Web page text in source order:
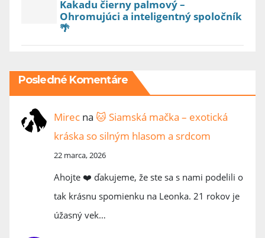
Kakadu čierny palmový –
Ohromujúci a inteligentný spoločník
🌴
Posledné Komentáre
Mirec na🐱 Siamská mačka – exotická
kráska so silným hlasom a srdcom
22 marca, 2026
Ahojte ❤️ ďakujeme, že ste sa s nami podelili o
tak krásnu spomienku na Leonka. 21 rokov je
úžasný vek…